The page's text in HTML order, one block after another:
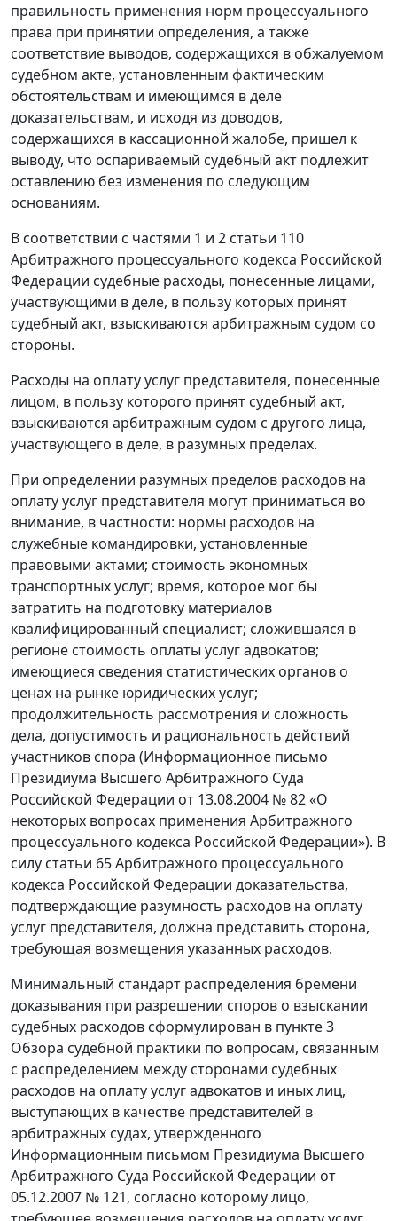
правильность применения норм процессуального
права при принятии определения, а также
соответствие выводов, содержащихся в обжалуемом
судебном акте, установленным фактическим
обстоятельствам и имеющимся в деле
доказательствам, и исходя из доводов,
содержащихся в кассационной жалобе, пришел к
выводу, что оспариваемый судебный акт подлежит
оставлению без изменения по следующим
основаниям.
В соответствии с частями 1 и 2 статьи 110
Арбитражного процессуального кодекса Российской
Федерации судебные расходы, понесенные лицами,
участвующими в деле, в пользу которых принят
судебный акт, взыскиваются арбитражным судом со
стороны.
Расходы на оплату услуг представителя, понесенные
лицом, в пользу которого принят судебный акт,
взыскиваются арбитражным судом с другого лица,
участвующего в деле, в разумных пределах.
При определении разумных пределов расходов на
оплату услуг представителя могут приниматься во
внимание, в частности: нормы расходов на
служебные командировки, установленные
правовыми актами; стоимость экономных
транспортных услуг; время, которое мог бы
затратить на подготовку материалов
квалифицированный специалист; сложившаяся в
регионе стоимость оплаты услуг адвокатов;
имеющиеся сведения статистических органов о
ценах на рынке юридических услуг;
продолжительность рассмотрения и сложность
дела, допустимость и рациональность действий
участников спора (Информационное письмо
Президиума Высшего Арбитражного Суда
Российской Федерации от 13.08.2004 № 82 «О
некоторых вопросах применения Арбитражного
процессуального кодекса Российской Федерации»). В
силу статьи 65 Арбитражного процессуального
кодекса Российской Федерации доказательства,
подтверждающие разумность расходов на оплату
услуг представителя, должна представить сторона,
требующая возмещения указанных расходов.
Минимальный стандарт распределения бремени
доказывания при разрешении споров о взыскании
судебных расходов сформулирован в пункте 3
Обзора судебной практики по вопросам, связанным
с распределением между сторонами судебных
расходов на оплату услуг адвокатов и иных лиц,
выступающих в качестве представителей в
арбитражных судах, утвержденного
Информационным письмом Президиума Высшего
Арбитражного Суда Российской Федерации от
05.12.2007 № 121, согласно которому лицо,